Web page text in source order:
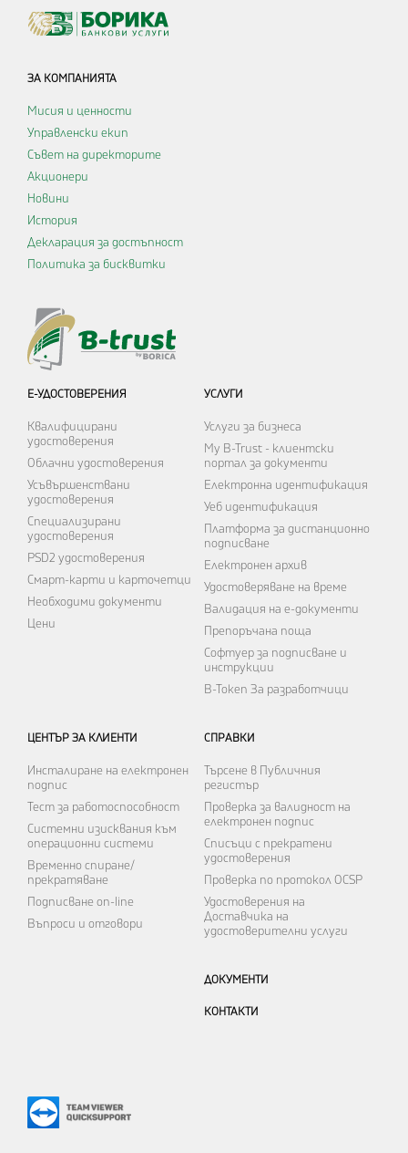
ЗА КОМПАНИЯТА
Мисия и ценности
Управленски екип
Съвет на директорите
Акционери
Новини
История
Декларация за достъпност
Политика за бисквитки
Е-УДОСТОВЕРЕНИЯ
Квалифицирани
удостоверения
Облачни удостоверения
Усъвършенствани
удостоверения
Специализирани
удостоверения
PSD2 удостоверения
Смарт-карти и карточетци
Необходими документи
Цени
УСЛУГИ
Услуги за бизнеса
My B-Trust - клиентски
портал за документи
Електронна идентификация
Уеб идентификация
Платформа за дистанционно
подписване
Електронен архив
Удостоверяване на време
Валидация на е-документи
Препоръчана поща
Софтуер за подписване и
инструкции
B-Token За разработчици
ЦЕНТЪР ЗА КЛИЕНТИ
Инсталиране на електронен
подпис
Тест за работоспособност
Системни изисквания към
операционни системи
Временно спиране/
прекратяване
Подписване on-line
Въпроси и отговори
СПРАВКИ
Търсене в Публичния
регистър
Проверка за валидност на
електронен подпис
Списъци с прекратени
удостоверения
Проверка по протокол OCSP
Удостоверения на
Доставчика на
удостоверителни услуги
ДОКУМЕНТИ
КОНТАКТИ